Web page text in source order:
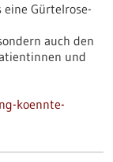
Gürtelrose-
auch den
und
koennte-